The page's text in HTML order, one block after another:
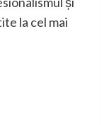
la cel mai